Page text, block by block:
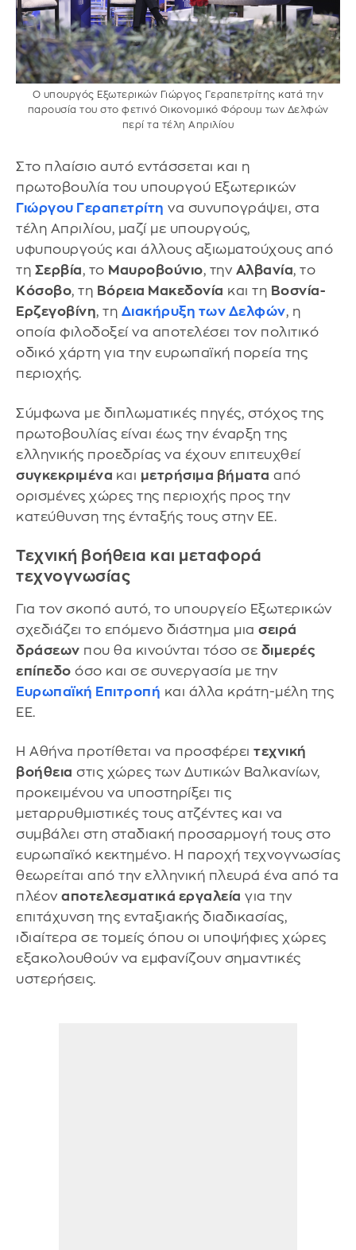
Ο υπουργός Εξωτερικών Γιώργος Γεραπετρίτης κατά την
παρουσία του στο φετινό Οικονομικό Φόρουμ των Δελφών
περί τα τέλη Απριλίου
Στο πλαίσιο αυτό εντάσσεται και η
πρωτοβουλία του υπουργού Εξωτερικών
Γιώργου Γεραπετρίτη να συνυπογράψει, στα
τέλη Απριλίου, μαζί με υπουργούς,
υφυπουργούς και άλλους αξιωματούχους από
τη Σερβία, το Μαυροβούνιο, την Αλβανία, το
Κόσοβο, τη Βόρεια Μακεδονία και τη Βοσνία-
Ερζεγοβίνη, τη Διακήρυξη των Δελφών, η
οποία φιλοδοξεί να αποτελέσει τον πολιτικό
οδικό χάρτη για την ευρωπαϊκή πορεία της
περιοχής.
Σύμφωνα με διπλωματικές πηγές, στόχος της
πρωτοβουλίας είναι έως την έναρξη της
ελληνικής προεδρίας να έχουν επιτευχθεί
συγκεκριμένα και μετρήσιμα βήματα από
ορισμένες χώρες της περιοχής προς την
κατεύθυνση της ένταξής τους στην ΕΕ.
Τεχνική βοήθεια και μεταφορά
τεχνογνωσίας
Για τον σκοπό αυτό, το υπουργείο Εξωτερικών
σχεδιάζει το επόμενο διάστημα μια σειρά
δράσεων που θα κινούνται τόσο σε διμερές
επίπεδο όσο και σε συνεργασία με την
Ευρωπαϊκή Επιτροπή και άλλα κράτη-μέλη της
ΕΕ.
Η Αθήνα προτίθεται να προσφέρει τεχνική
βοήθεια στις χώρες των Δυτικών Βαλκανίων,
προκειμένου να υποστηρίξει τις
μεταρρυθμιστικές τους ατζέντες και να
συμβάλει στη σταδιακή προσαρμογή τους στο
ευρωπαϊκό κεκτημένο. Η παροχή τεχνογνωσίας
θεωρείται από την ελληνική πλευρά ένα από τα
πλέον αποτελεσματικά εργαλεία για την
επιτάχυνση της ενταξιακής διαδικασίας,
ιδιαίτερα σε τομείς όπου οι υποψήφιες χώρες
εξακολουθούν να εμφανίζουν σημαντικές
υστερήσεις.